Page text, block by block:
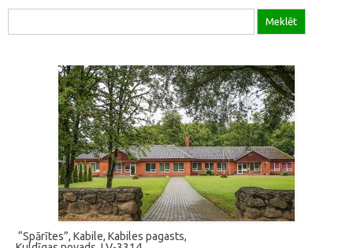
“Spārītes”, Kabile, Kabiles pagasts,